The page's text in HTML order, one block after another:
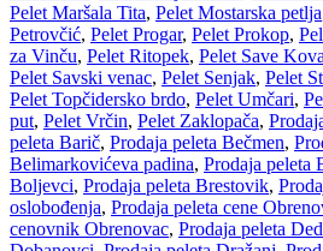
Pelet Maršala Tita, Pelet Mostarska petlja
Petrovčić, Pelet Progar, Pelet Prokop,
za Vinču, Pelet Ritopek, Pelet Save
Pelet Savski venac, Pelet Senjak, Pelet
Pelet Topčidersko brdo, Pelet Umčari,
put, Pelet Vrčin, Pelet Zaklopača,
peleta Barič, Prodaja peleta Bečmen,
Belimarkovićeva padina, Prodaja peleta
Boljevci, Prodaja peleta Brestovik,
oslobođenja, Prodaja peleta cene
cenovnik Obrenovac, Prodaja peleta